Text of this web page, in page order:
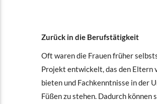
Zurück in die Berufstätigkeit
Oft waren die Frauen früher
Projekt entwickelt, das den
bieten und Fachkenntnisse in der
Füßen zu stehen. Dadurch können